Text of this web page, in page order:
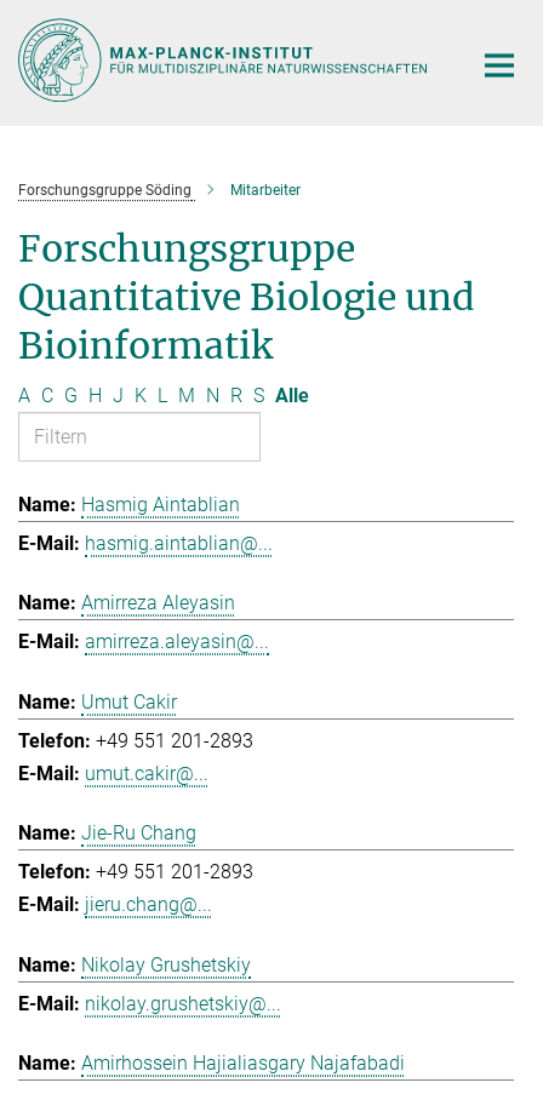
Hauptinhalt
Forschungsgruppe Söding Mitarbeiter
Forschungsgruppe
Quantitative Biologie und
Bioinformatik
A C G H J K L M N R S Alle
Hasmig Aintablian
hasmig.aintablian@...
Amirreza Aleyasin
amirreza.aleyasin@...
Umut Cakir
+49 551 201-2893
umut.cakir@...
Jie-Ru Chang
+49 551 201-2893
jieru.chang@...
Nikolay Grushetskiy
nikolay.grushetskiy@...
Amirhossein Hajialiasgary Najafabadi